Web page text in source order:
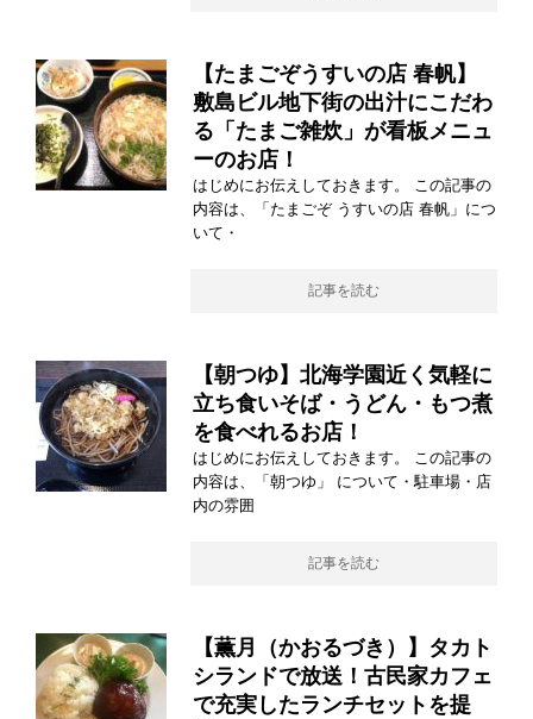
【たまごぞうすいの店 春帆】
敷島ビル地下街の出汁にこだわ
る「たまご雑炊」が看板メニュ
ーのお店！
はじめにお伝えしておきます。 この記事の
内容は、「たまごぞ うすいの店 春帆」につ
いて・
記事を読む
【朝つゆ】北海学園近く気軽に
立ち食いそば・うどん・もつ煮
を食べれるお店！
はじめにお伝えしておきます。 この記事の
内容は、「朝つゆ」 について・駐車場・店
内の雰囲
記事を読む
【薫月（かおるづき）】タカト
シランドで放送！古民家カフェ
で充実したランチセットを提